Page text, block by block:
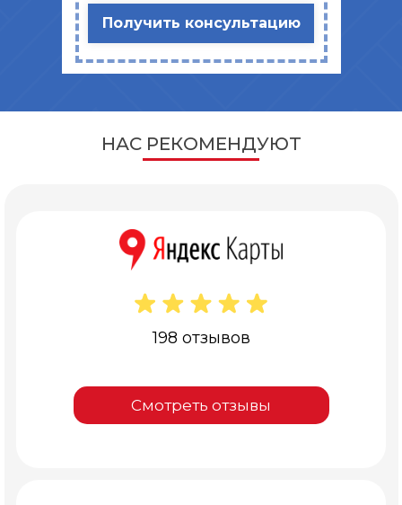
Получить консультацию
НАС РЕКОМЕНДУЮТ
198 отзывов
Смотреть отзывы